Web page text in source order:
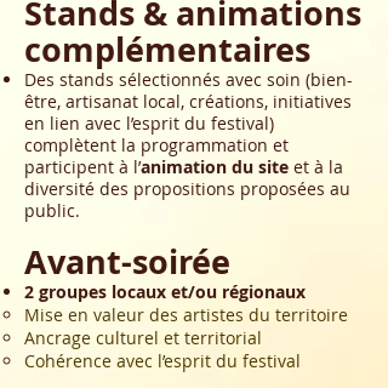
Stands & animations
complémentaires
Des stands sélectionnés avec soin (bien-
être, artisanat local, créations, initiatives
en lien avec l’esprit du festival)
complètent la programmation et
participent à l’animation du site et à la
diversité des propositions proposées au
public.
Avant-soirée
2 groupes locaux et/ou régionaux
Mise en valeur des artistes du territoire
Ancrage culturel et territorial
Cohérence avec l’esprit du festival